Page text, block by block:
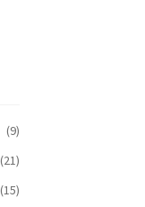
(9)
(21)
(15)